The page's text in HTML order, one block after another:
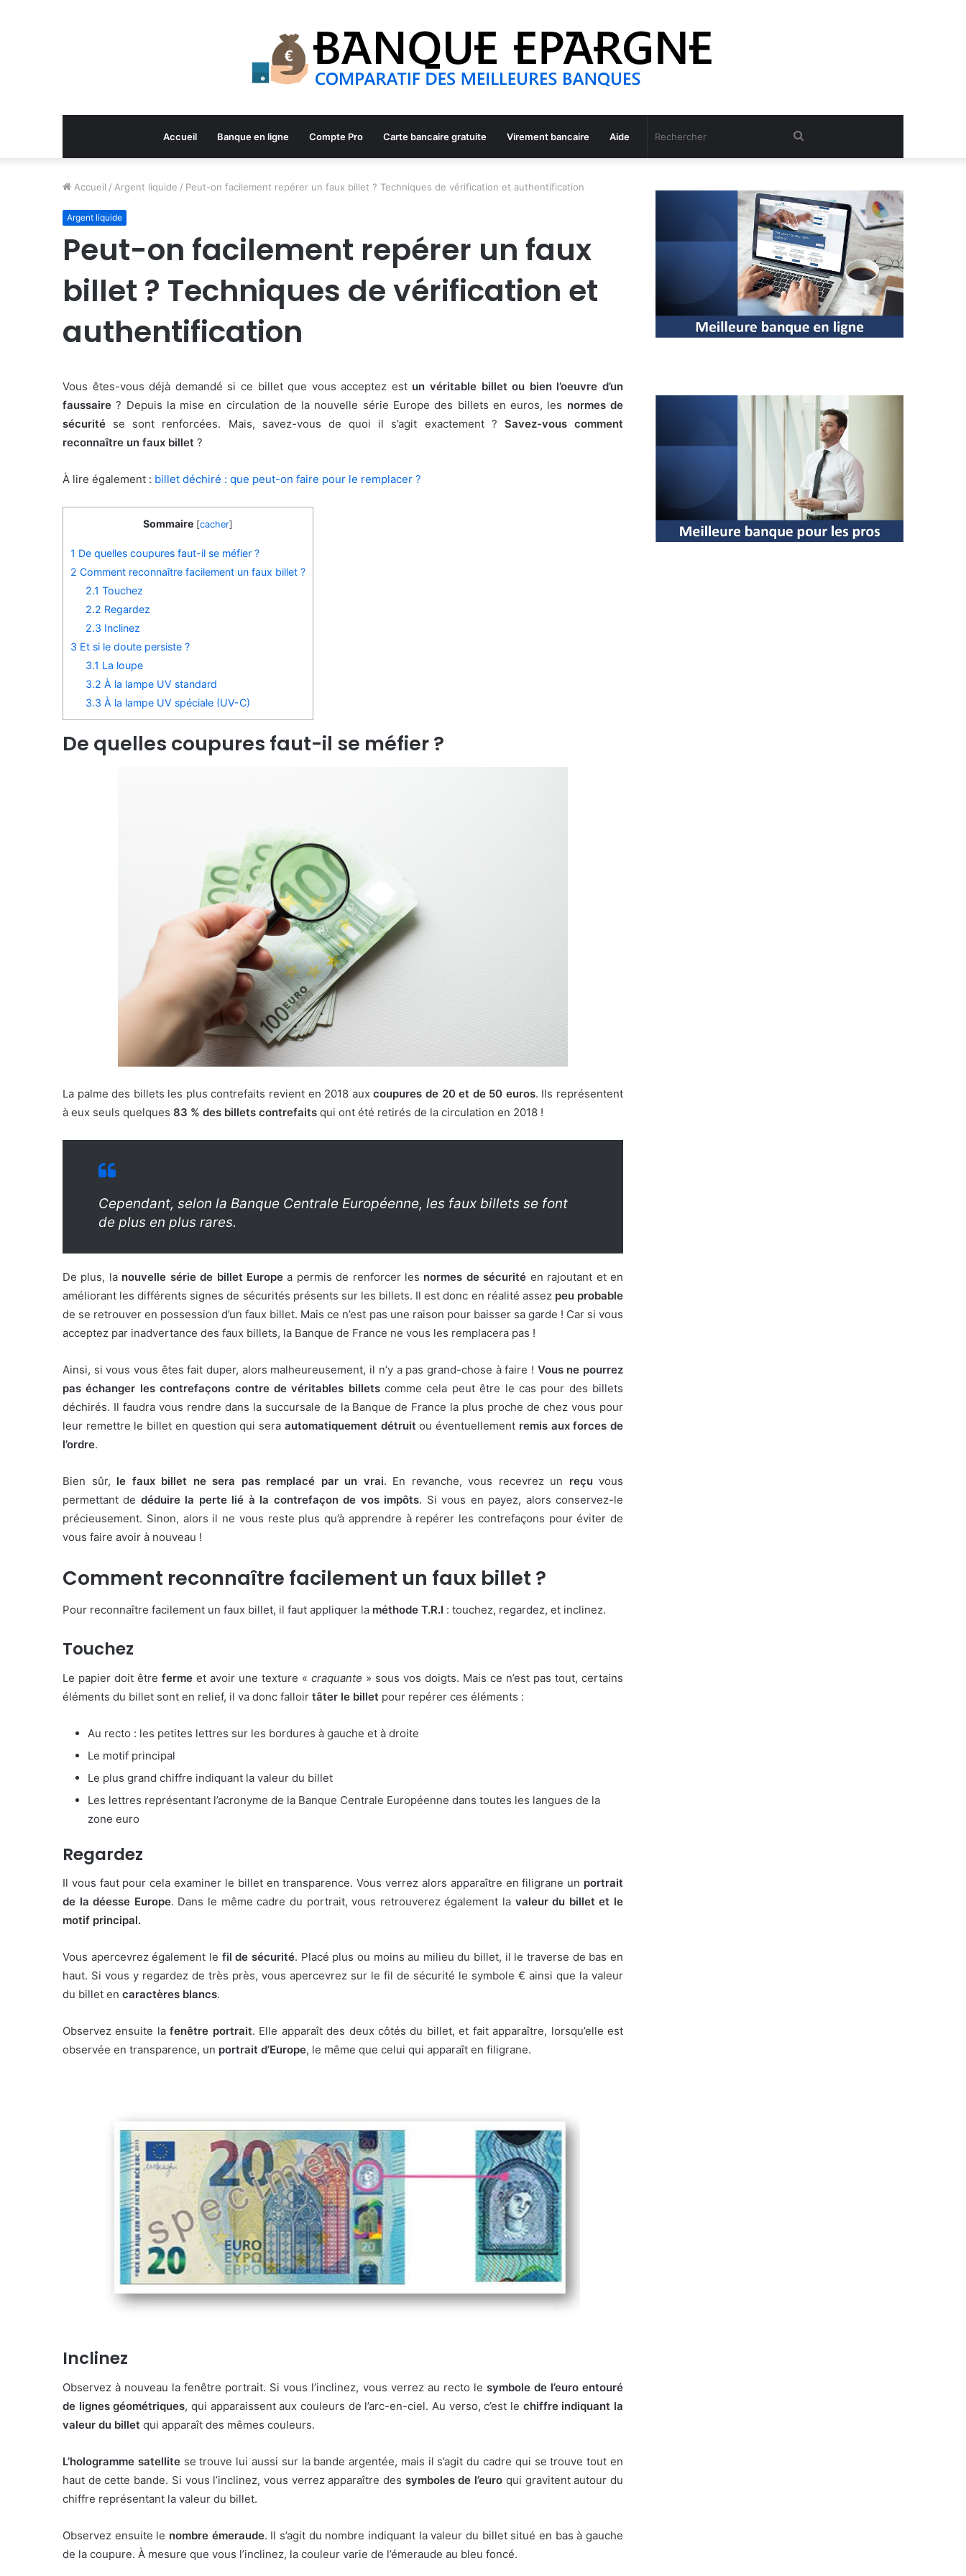
Accueil Banque en ligne Compte Pro Carte bancaire gratuite Virement bancaire Aide
Accueil / Argent liquide / Peut-on facilement repérer un faux billet ? Techniques de vérification et authentification
Argent liquide
Peut-on facilement repérer un faux
billet ? Techniques de vérification et
authentification
Vous êtes-vous déjà demandé si ce billet que vous acceptez est un véritable billet ou bien l’oeuvre d’un
faussaire ? Depuis la mise en circulation de la nouvelle série Europe des billets en euros, les normes de
sécurité se sont renforcées. Mais, savez-vous de quoi il s’agit exactement ? Savez-vous comment
reconnaître un faux billet ?
À lire également : billet déchiré : que peut-on faire pour le remplacer ?
Sommaire [cacher]
1 De quelles coupures faut-il se méfier ?
2 Comment reconnaître facilement un faux billet ?
2.1 Touchez
2.2 Regardez
2.3 Inclinez
3 Et si le doute persiste ?
3.1 La loupe
3.2 À la lampe UV standard
3.3 À la lampe UV spéciale (UV-C)
De quelles coupures faut-il se méfier ?
La palme des billets les plus contrefaits revient en 2018 auxcoupures de 20 et de 50 euros. Ils représentent
à eux seuls quelques 83 % des billets contrefaits qui ont été retirés de la circulation en 2018 !
Cependant, selon la Banque Centrale Européenne, les faux billets se font
de plus en plus rares.
De plus, la nouvelle série de billet Europea permis de renforcer les normes de sécurité en rajoutant et en
améliorant les différents signes de sécurités présents sur les billets. Il est donc en réalité assez peu probable
de se retrouver en possession d’un faux billet. Mais ce n’est pas une raison pour baisser sa garde ! Car si vous
acceptez par inadvertance des faux billets, la Banque de France ne vous les remplacera pas !
Ainsi, si vous vous êtes fait duper, alors malheureusement, il n’y a pas grand-chose à faire ! Vous ne pourrez
pas échanger les contrefaçons contre de véritables billetscomme cela peut être le cas pour des billets
déchirés. Il faudra vous rendre dans la succursale de la Banque de France la plus proche de chez vous pour
leur remettre le billet en question qui sera automatiquement détruit ou éventuellement remis aux forces de
l’ordre.
Bien sûr, le faux billet ne sera pas remplacé par un vrai. En revanche, vous recevrez un reçuvous
permettant de déduire la perte lié à la contrefaçon de vos impôts. Si vous en payez, alors conservez-le
précieusement. Sinon, alors il ne vous reste plus qu’à apprendre à repérer les contrefaçons pour éviter de
vous faire avoir à nouveau !
Comment reconnaître facilement un faux billet ?
Pour reconnaître facilement un faux billet, il faut appliquer la méthode T.R.I : touchez, regardez, et inclinez.
Touchez
Le papier doit être ferme et avoir une texture « craquante » sous vos doigts. Mais ce n’est pas tout, certains
éléments du billet sont en relief, il va donc falloir tâter le billet pour repérer ces éléments :
Au recto : les petites lettres sur les bordures à gauche et à droite
Le motif principal
Le plus grand chiffre indiquant la valeur du billet
Les lettres représentant l’acronyme de la Banque Centrale Européenne dans toutes les langues de la
zone euro
Regardez
Il vous faut pour cela examiner le billet en transparence. Vous verrez alors apparaître en filigrane un portrait
de la déesse Europe. Dans le même cadre du portrait, vous retrouverez également la valeur du billet et le
motif principal.
Vous apercevrez également le fil de sécurité. Placé plus ou moins au milieu du billet, il le traverse de bas en
haut. Si vous y regardez de très près, vous apercevrez sur le fil de sécurité le symbole € ainsi que la valeur
du billet en caractères blancs.
Observez ensuite lafenêtre portrait. Elle apparaît des deux côtés du billet, et fait apparaître, lorsqu’elle est
observée en transparence, un portrait d’Europe, le même que celui qui apparaît en filigrane.
Inclinez
Observez à nouveau la fenêtre portrait. Si vous l’inclinez, vous verrez au recto le symbole de l’euro entouré
de lignes géométriques, qui apparaissent aux couleurs de l’arc-en-ciel. Au verso, c’est le chiffre indiquant la
valeur du billet qui apparaît des mêmes couleurs.
L’hologramme satellitese trouve lui aussi sur la bande argentée, mais il s’agit du cadre qui se trouve tout en
haut de cette bande. Si vous l’inclinez, vous verrez apparaître des symboles de l’euro qui gravitent autour du
chiffre représentant la valeur du billet.
Observez ensuite le nombre émeraude. Il s’agit du nombre indiquant la valeur du billet situé en bas à gauche
de la coupure. À mesure que vous l’inclinez, la couleur varie de l’émeraude au bleu foncé.